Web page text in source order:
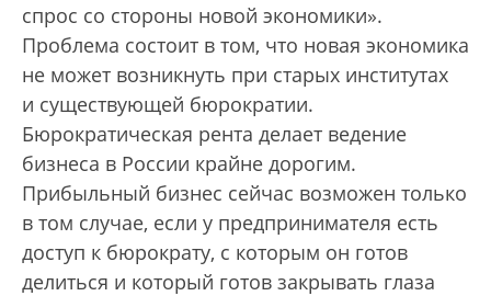
спрос со стороны новой экономики».
Проблема состоит в том, что новая экономика
не может возникнуть при старых институтах
и существующей бюрократии.
Бюрократическая рента делает ведение
бизнеса в России крайне дорогим.
Прибыльный бизнес сейчас возможен только
в том случае, если у предпринимателя есть
доступ к бюрократу, с которым он готов
делиться и который готов закрывать глаза